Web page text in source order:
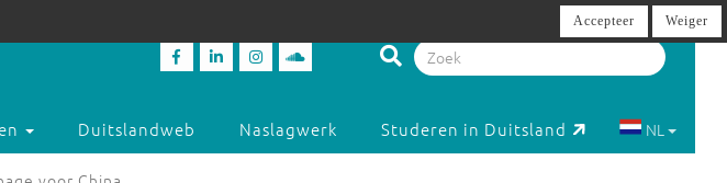
Duitslandweb Naslagwerk Studeren in Duitsland NL
Accepteer Weiger